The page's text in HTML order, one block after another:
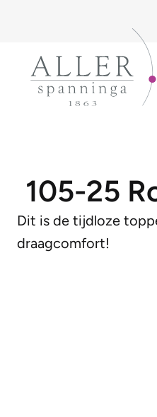
105-25
Dit is de tijdloze
draagcomfort!